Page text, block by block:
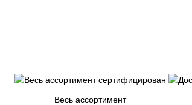
Весь ассортимент